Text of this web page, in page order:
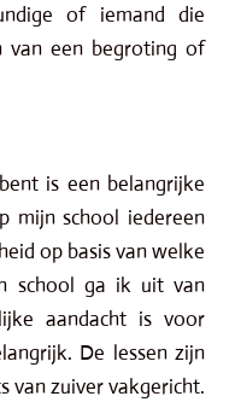
of iemand die
van een begroting of
is een belangrijke
mijn school iedereen
op basis van welke
school ga ik uit van
aandacht is voor
De lessen zijn
van zuiver vakgericht.